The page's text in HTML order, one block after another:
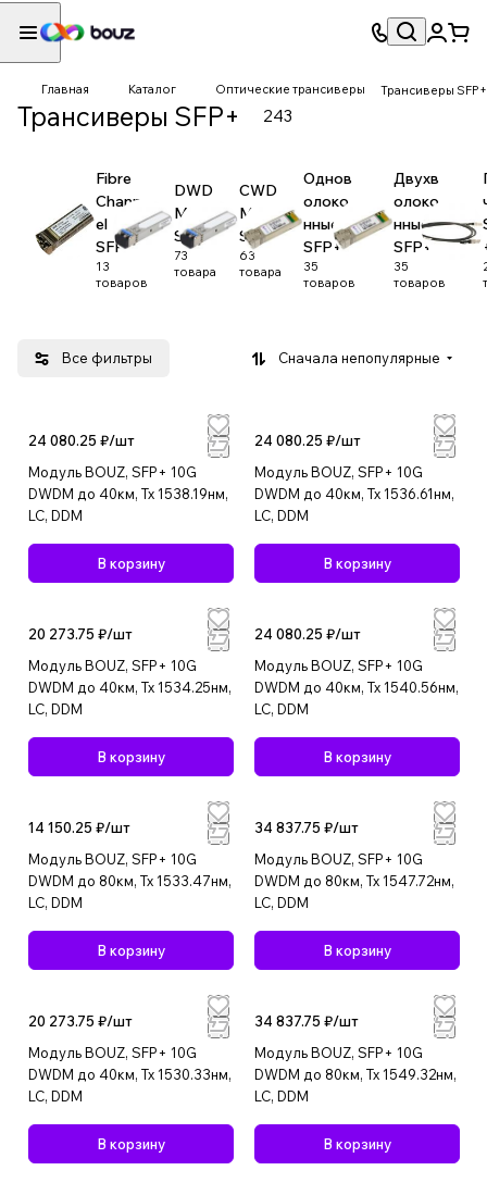
Главная Каталог Оптические трансиверы Трансиверы SFP+
Трансиверы SFP+ 243
Fibre
Chann
el
SFP+
13
товаров
DWD
M
SFP+
73
товара
CWD
M
SFP+
63
товара
Однов
олоко
нные
SFP+
35
товаров
Двухв
олоко
нные
SFP+
35
товаров
Все фильтры Сначала непопулярные
24 080.25 ₽/шт
Модуль BOUZ, SFP+ 10G
DWDM до 40км, Tx 1538.19нм,
LC, DDM
В корзину
24 080.25 ₽/шт
Модуль BOUZ, SFP+ 10G
DWDM до 40км, Tx 1536.61нм,
LC, DDM
В корзину
20 273.75 ₽/шт
Модуль BOUZ, SFP+ 10G
DWDM до 40км, Tx 1534.25нм,
LC, DDM
В корзину
24 080.25 ₽/шт
Модуль BOUZ, SFP+ 10G
DWDM до 40км, Tx 1540.56нм,
LC, DDM
В корзину
14 150.25 ₽/шт
Модуль BOUZ, SFP+ 10G
DWDM до 80км, Tx 1533.47нм,
LC, DDM
В корзину
34 837.75 ₽/шт
Модуль BOUZ, SFP+ 10G
DWDM до 80км, Tx 1547.72нм,
LC, DDM
В корзину
20 273.75 ₽/шт
Модуль BOUZ, SFP+ 10G
DWDM до 40км, Tx 1530.33нм,
LC, DDM
В корзину
34 837.75 ₽/шт
Модуль BOUZ, SFP+ 10G
DWDM до 80км, Tx 1549.32нм,
LC, DDM
В корзину